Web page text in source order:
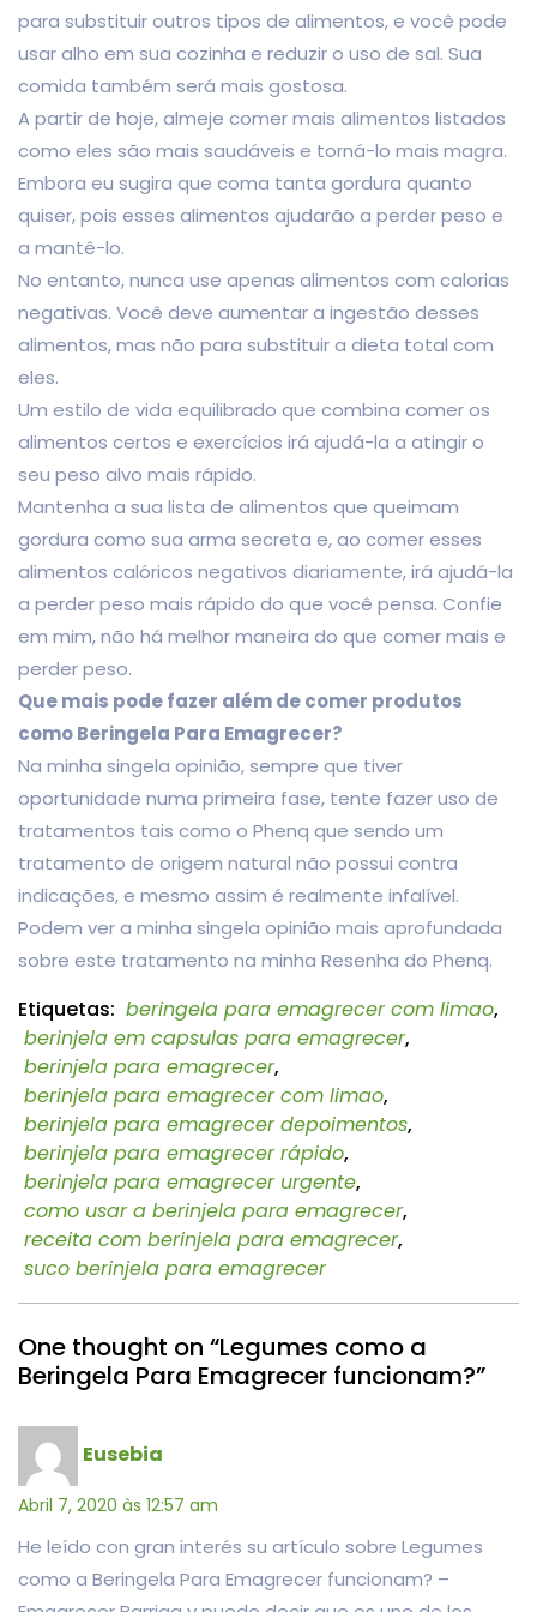
para substituir outros tipos de alimentos, e você pode
usar alho em sua cozinha e reduzir o uso de sal. Sua
comida também será mais gostosa.
A partir de hoje, almeje comer mais alimentos listados
como eles são mais saudáveis e torná-lo mais magra.
Embora eu sugira que coma tanta gordura quanto
quiser, pois esses alimentos ajudarão a perder peso e
a mantê-lo.
No entanto, nunca use apenas alimentos com calorias
negativas. Você deve aumentar a ingestão desses
alimentos, mas não para substituir a dieta total com
eles.
Um estilo de vida equilibrado que combina comer os
alimentos certos e exercícios irá ajudá-la a atingir o
seu peso alvo mais rápido.
Mantenha a sua lista de alimentos que queimam
gordura como sua arma secreta e, ao comer esses
alimentos calóricos negativos diariamente, irá ajudá-la
a perder peso mais rápido do que você pensa. Confie
em mim, não há melhor maneira do que comer mais e
perder peso.
Que mais pode fazer além de comer produtos
como Beringela Para Emagrecer?
Na minha singela opinião, sempre que tiver
oportunidade numa primeira fase, tente fazer uso de
tratamentos tais como o Phenq que sendo um
tratamento de origem natural não possui contra
indicações, e mesmo assim é realmente infalível.
Podem ver a minha singela opinião mais aprofundada
sobre este tratamento na minha Resenha do Phenq.
Etiquetas: beringela para emagrecer com limao,
berinjela em capsulas para emagrecer,
berinjela para emagrecer,
berinjela para emagrecer com limao,
berinjela para emagrecer depoimentos,
berinjela para emagrecer rápido,
berinjela para emagrecer urgente,
como usar a berinjela para emagrecer,
receita com berinjela para emagrecer,
suco berinjela para emagrecer
One thought on “Legumes como a
Beringela Para Emagrecer funcionam?”
Eusebia
Abril 7, 2020 às 12:57 am
He leído con gran interés su artículo sobre Legumes
como a Beringela Para Emagrecer funcionam? –